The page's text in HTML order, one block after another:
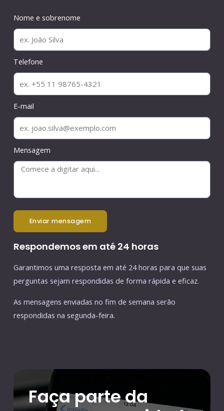
Nome e sobrenome
Telefone
E-mail
Mensagem
enviar mensagem
Respondemos em até 24 horas
Garantimos uma resposta em até 24 horas para que suas
perguntas sejam respondidas de forma rápida e eficaz.
As mensagens enviadas no fim de semana serão
respondidas na segunda-feira.
Faça parte da